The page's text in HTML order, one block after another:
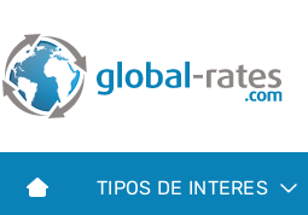
TIPOS DE INTERES
IPC?
IPCA?
inflación